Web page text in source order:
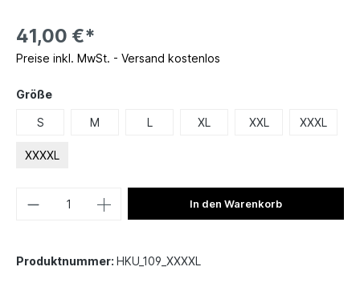
41,00 €*
Preise inkl. MwSt. - Versand kostenlos
Größe
S M L XL XXL XXXL
XXXXL
In den Warenkorb
Produktnummer: HKU_109_XXXXL